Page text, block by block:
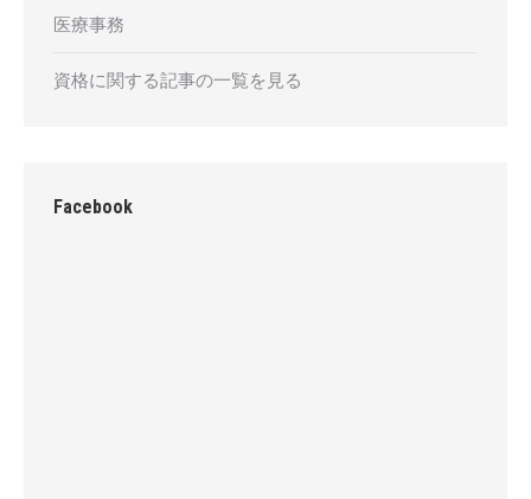
医療事務
資格に関する記事の一覧を見る
Facebook